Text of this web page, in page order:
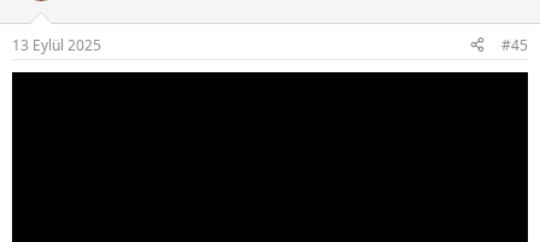
13 Eylül 2025 #45